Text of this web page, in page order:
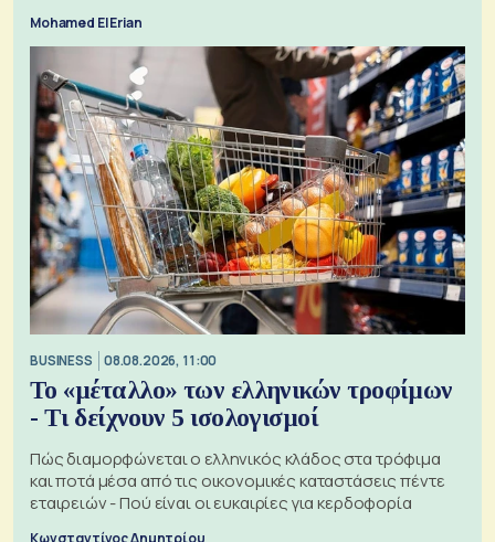
Mohamed El Erian
BUSINESS 08.08.2026, 11:00
Το «μέταλλο» των ελληνικών τροφίμων
- Τι δείχνουν 5 ισολογισμοί
Πώς διαμορφώνεται ο ελληνικός κλάδος στα τρόφιμα
και ποτά μέσα από τις οικονομικές καταστάσεις πέντε
εταιρειών - Πού είναι οι ευκαιρίες για κερδοφορία
Κωνσταντίνος Δημητρίου